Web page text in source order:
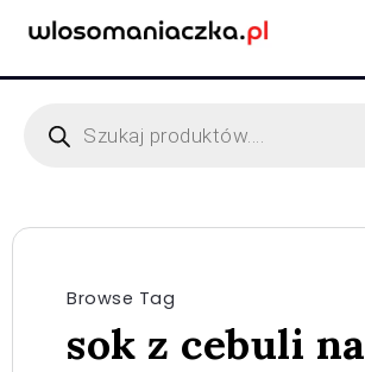
Browse Tag
sok z cebuli na